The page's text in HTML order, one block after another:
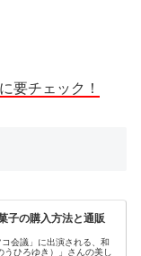
要チェック！
子の購入方法と通販
会議」に出演される、和
ひろゆき）」さんの美し